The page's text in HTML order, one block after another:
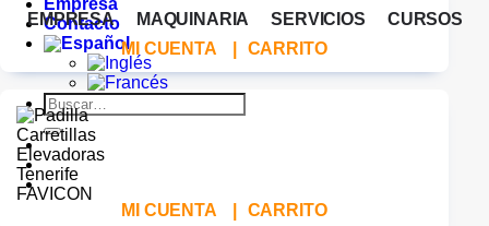
Empresa
Contacto
Buscar
por:
EMPRESA MAQUINARIA SERVICIOS
CURSOS
MI CUENTA
CARRITO
MI CUENTA CARRITO